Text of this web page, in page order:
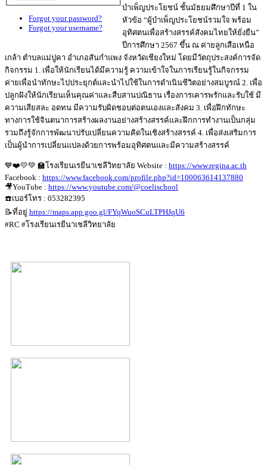
Forgot your password?
Forgot your username?
บำเพ็ญประโยชน์ ชั้นมัธยมศึกษาปีที่ 1 ใน
หัวข้อ “ผู้บำเพ็ญประโยชน์รวมใจ พร้อม
อุทิศตนเพื่อสร้างสรรค์สังคมไทยให้ยั่งยืน”
ปีการศึกษา 2567 ขึ้น ณ ค่ายลูกเสือเหนือ
เกล้า ตำบลแม่ปูคา อำเภอสันกำแพง จังหวัดเชียงใหม่ โดยมีวัตถุประสงค์การจัด
กิจกรรม 1. เพื่อให้นักเรียนได้มีความรู้ ความเข้าใจในการเรียนรู้ในกิจกรรม
ค่ายเพื่อนำทักษะไปประยุกต์และนำไปใช้ในการดำเนินชีวิตอย่างสมบูรณ์ 2. เพื่อ
ปลูกฝังให้นักเรียนเห็นคุณค่าและสืบสานปณิธาน เรื่องการเคารพรักและรับใช้ มี
ความเสียสละ อดทน มีความรับผิดชอบต่อตนเองและสังคม 3. เพื่อฝึกทักษะ
ทางการใช้จินตนาการสร้างผลงานอย่างสร้างสรรค์และฝึกการทำงานเป็นกลุ่ม
รวมถึงรู้จักการพัฒนาปรับเปลี่ยนความคิดในเชิงสร้างสรรค์ 4. เพื่อส่งเสริมการ
เป็นผู้นำการเปลี่ยนแปลงด้วยการพร้อมอุทิศตนและมีความสร้างสรรค์
💙❤️💛💚 🏫โรงเรียนเรยีนาเชลีวิทยาลัย Website : https://www.regina.ac.th
Facebook : https://www.facebook.com/profile.php?id=100063614137880
🎥YouTube : https://www.youtube.com/@coelischool
☎️เบอร์โทร : 053282395
📝ที่อยู่ https://maps.app.goo.gl/FYqWuoSCuLTPHJqU6
#RC #โรงเรียนเรยีนาเชลีวิทยาลัย